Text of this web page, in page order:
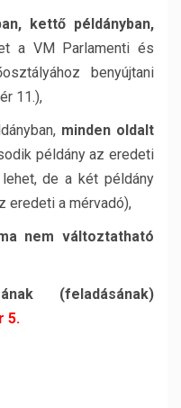
kettő példányban,
a VM Parlamenti és
benyújtani
11.),
minden oldalt
példány az eredeti
de a két példány
eredeti a mérvadó),
nem változtatható
(feladásának)
5.